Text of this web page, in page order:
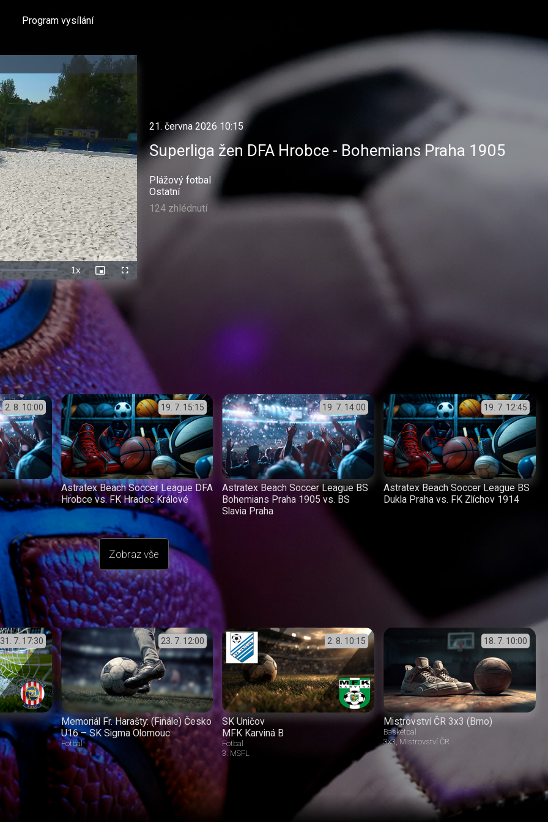
Program vysílání
1xRychlost
přehrávání
Picture-
in-
Celá
obrazovka
21. června 2026 10:15
Superliga žen DFA Hrobce - Bohemians Praha 1905
Plážový fotbal
Ostatní
124 zhlédnutí
2. 8. 10:00 19. 7. 15:15
Astratex Beach Soccer League DFA
Hrobce vs. FK Hradec Králové
19. 7. 14:00
Astratex Beach Soccer League BS
Bohemians Praha 1905 vs. BS
Slavia Praha
19. 7. 12:45
Astratex Beach Soccer League BS
Dukla Praha vs. FK Zlíchov 1914
Zobraz vše
31. 7. 17:30 23. 7. 12:00
Memoriál Fr. Harašty: (Finále) Česko
U16 – SK Sigma Olomouc
Fotbal
2. 8. 10:15
SK Uničov
MFK Karviná B
Fotbal
3. MSFL
18. 7. 10:00
Mistrovství ČR 3x3 (Brno)
Basketbal
3x3 Mistrovství ČR